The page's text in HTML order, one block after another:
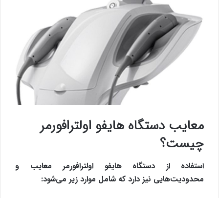
معایب دستگاه هایفو اولترافورمر
چیست؟
استفاده از دستگاه هایفو اولترافورمر معایب و
محدودیت‌هایی نیز دارد که شامل موارد زیر می‌شود: